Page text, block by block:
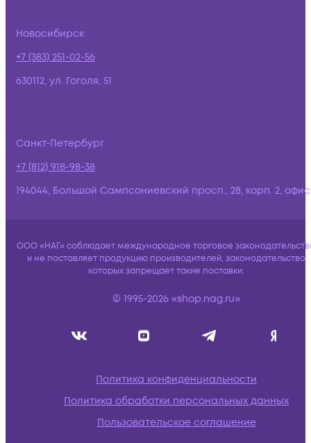
Новосибирск
+7 (383) 251-02-56
630112, ул. Гоголя, 51
Санкт-Петербург
+7 (812) 918-98-38
194044, Большой Сампсониевский просп., 28, корп. 2,
ООО «НАГ» соблюдает международное торговое
и не поставляет продукцию производителей, законодательство
которых запрещает такие поставки.
© 1995-2026 «shop.nag.ru»
Политика конфиденциальности
Политика обработки персональных данных
Пользовательское соглашение